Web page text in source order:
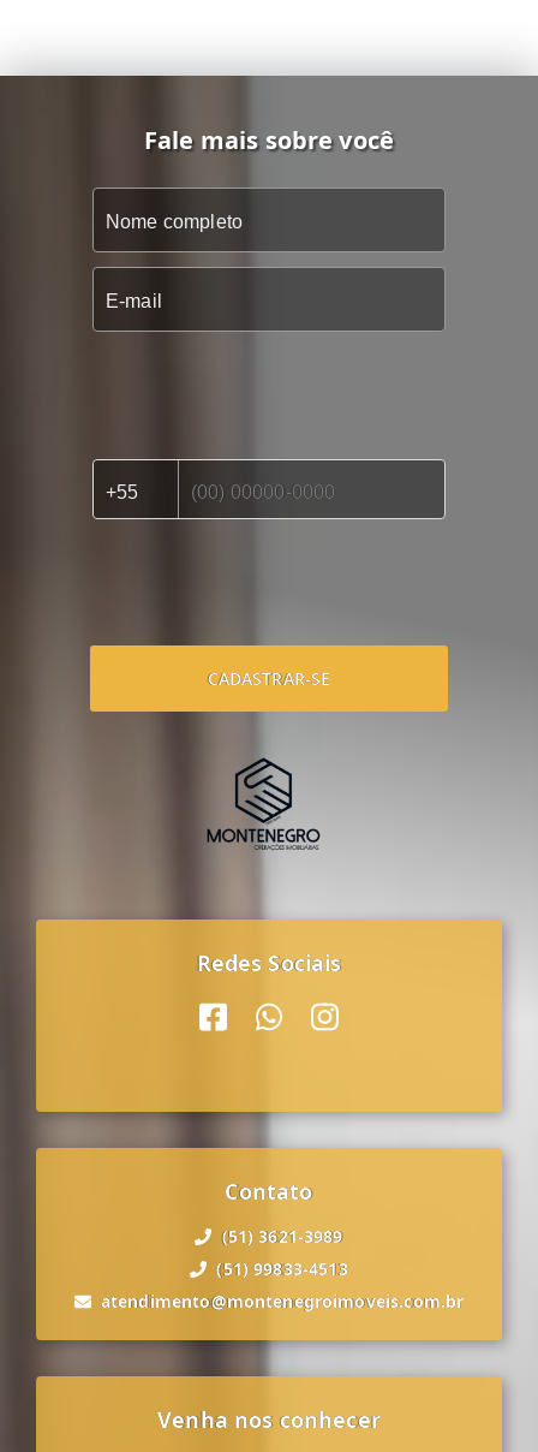
Fale mais sobre você
CADASTRAR-SE
Redes Sociais
Contato
(51) 3621-3989
(51) 99833-4513
atendimento@montenegroimoveis.com.br
Venha nos conhecer